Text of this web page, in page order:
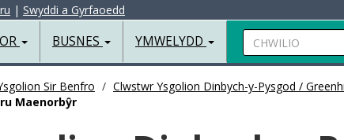
| Swyddi a Gyrfaoedd
BUSNES YMWELYDD Chwilio
Sir Benfro
Clwstwr Ysgolion Dinbych-y-Pysgod /
Maenorbŷr